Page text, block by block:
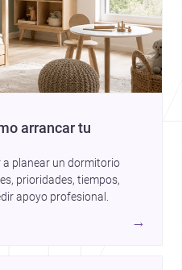
arrancar tu
a planear un dormitorio
prioridades, tiempos,
apoyo profesional.
→